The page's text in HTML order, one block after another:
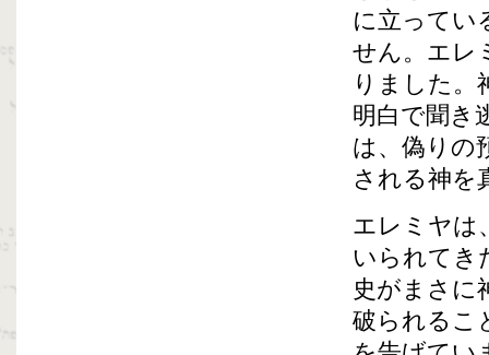
に立ってい
せん。エレ
りました。
明白で聞き
は、偽りの
される神を
エレミヤは
いられてき
史がまさに
破られるこ